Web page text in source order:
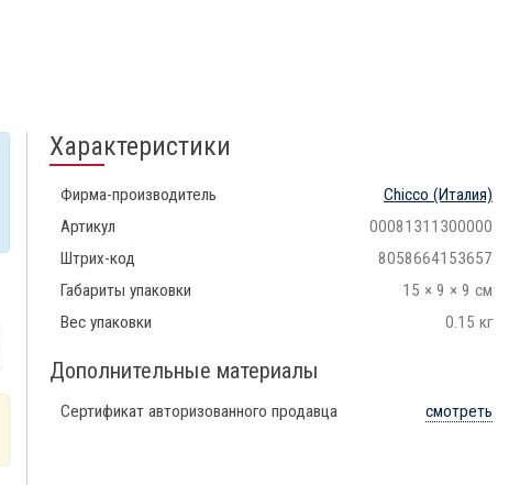
Характеристики
Фирма-производитель Chicco (Италия)
Артикул
00081311300000
Штрих-код
8058664153657
Габариты упаковки
15 × 9 × 9 см
Вес упаковки
0.15 кг
Дополнительные материалы
Сертификат авторизованного продавца смотреть